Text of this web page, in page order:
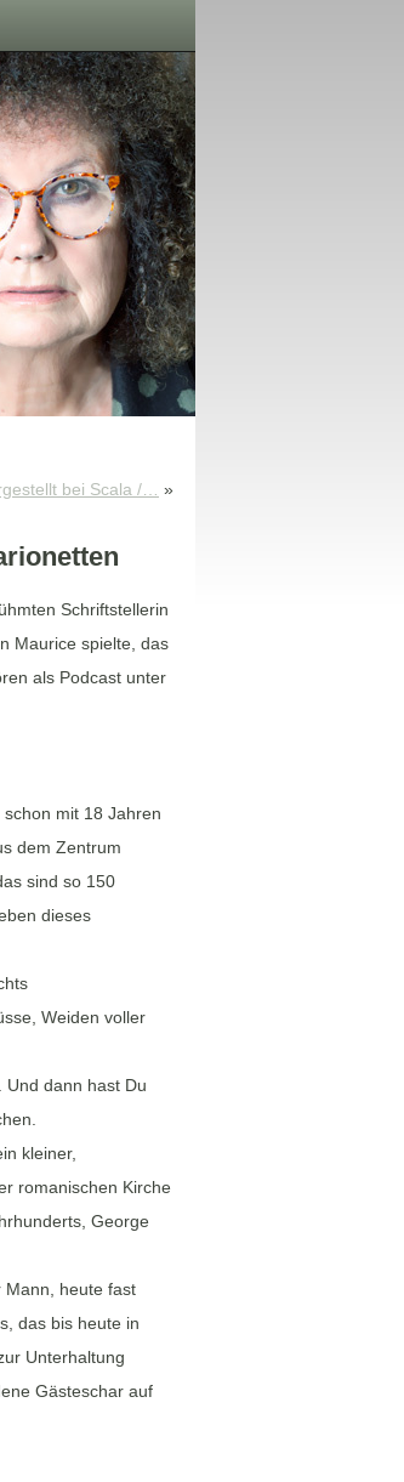
bei Scala /…
»
Schriftstellerin
Maurice spielte, das
als Podcast unter
mit 18 Jahren
dem Zentrum
sind so 150
dieses
Weiden voller
Und dann hast Du
kleiner,
romanischen Kirche
George
Mann, heute fast
das bis heute in
Unterhaltung
Gästeschar auf